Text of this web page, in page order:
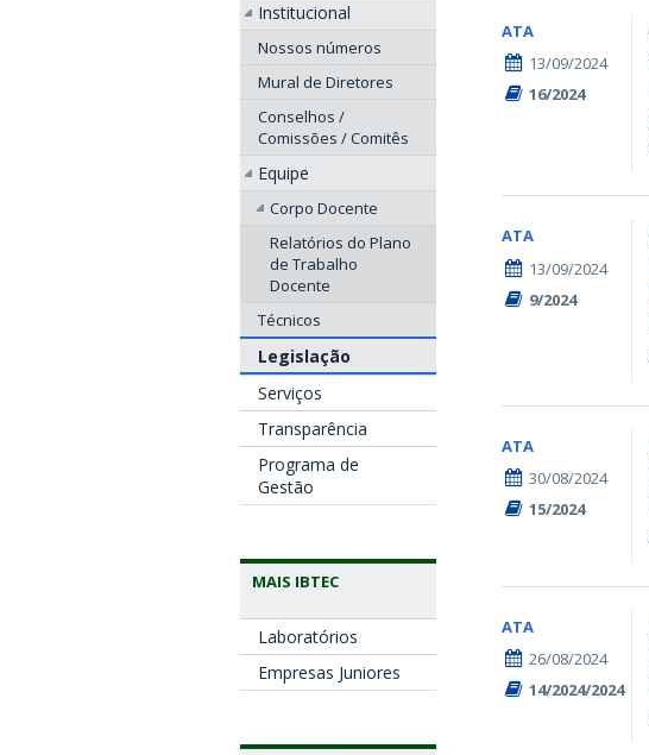
Institucional
Nossos números
Mural de Diretores
Conselhos /
Comissões / Comitês
Equipe
Corpo Docente
Relatórios do Plano
de Trabalho
Docente
Técnicos
Legislação
Serviços
Transparência
Programa de
Gestão
MAIS IBTEC
Laboratórios
Empresas Juniores
ATA
13/09/2024
16/2024
ATA
13/09/2024
9/2024
ATA
30/08/2024
15/2024
ATA
26/08/2024
14/2024/2024